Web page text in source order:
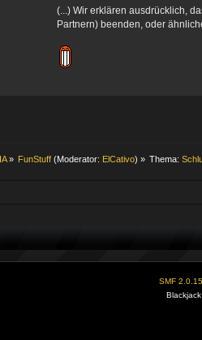
(...) Wir erklären ausdrücklich,
Partnern) beenden, oder
» FunStuff(Moderator: ElCativo) » Thema:
SMF 2.0.15